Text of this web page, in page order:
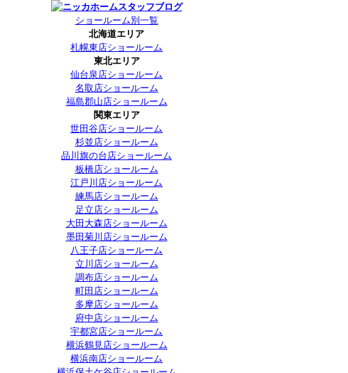
ショールーム別一覧
北海道エリア
札幌東店ショールーム
東北エリア
仙台泉店ショールーム
名取店ショールーム
福島郡山店ショールーム
関東エリア
世田谷店ショールーム
杉並店ショールーム
品川旗の台店ショールーム
板橋店ショールーム
江戸川店ショールーム
練馬店ショールーム
足立店ショールーム
大田大森店ショールーム
墨田菊川店ショールーム
八王子店ショールーム
立川店ショールーム
調布店ショールーム
町田店ショールーム
多摩店ショールーム
府中店ショールーム
宇都宮店ショールーム
横浜鶴見店ショールーム
横浜南店ショールーム